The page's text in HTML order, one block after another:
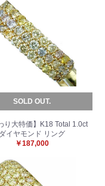
SOLD OUT.
り大特価】K18 Total 1.0ct
ダイヤモンド リング
￥187,000
ートへ進む